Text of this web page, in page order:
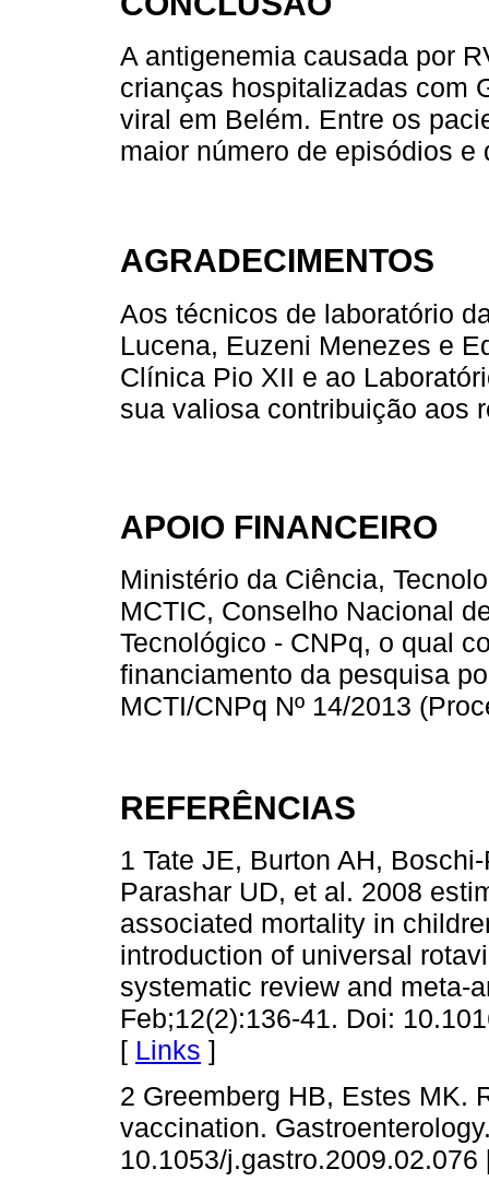
A antigenemia causada por
crianças hospitalizadas com
viral em Belém. Entre os
maior número de episódios
AGRADECIMENTOS
Aos técnicos de laboratório
Lucena, Euzeni Menezes e
Clínica Pio XII e ao
sua valiosa contribuição aos
APOIO FINANCEIRO
Ministério da Ciência,
MCTIC, Conselho Nacional
Tecnológico - CNPq, o qual
financiamento da pesquisa
MCTI/CNPq Nº 14/2013
REFERÊNCIAS
1 Tate JE, Burton AH,
Parashar UD, et al. 2008
associated mortality in
introduction of universal
systematic review and meta-
Feb;12(2):136-41. Doi:
[ Links ]
2 Greemberg HB, Estes MK.
vaccination.
10.1053/j.gastro.2009.02.076